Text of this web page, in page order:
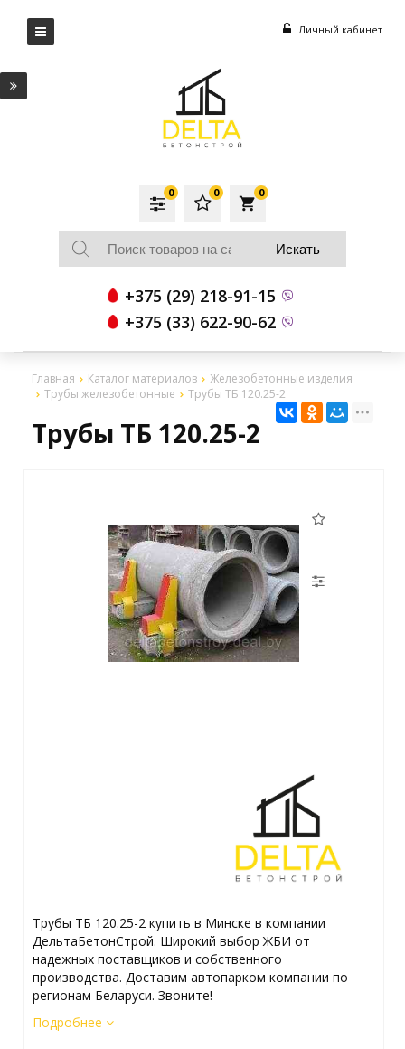
Личный кабинет
local_grocery_store
0
0
0
+375 (29) 218-91-15
+375 (33) 622-90-62
Главная Каталог материалов
Железобетонные изделия
Трубы железобетонные
Трубы ТБ 120.25-2
Трубы ТБ 120.25-2
Трубы ТБ 120.25-2 купить в Минске в компании
ДельтаБетонСтрой. Широкий выбор ЖБИ от
надежных поставщиков и собственного
производства. Доставим автопарком компании по
регионам Беларуси. Звоните!
Подробнее